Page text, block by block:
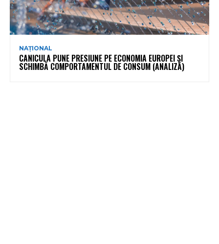
NAȚIONAL
CANICULA PUNE PRESIUNE PE ECONOMIA EUROPEI ȘI
SCHIMBĂ COMPORTAMENTUL DE CONSUM (ANALIZĂ)